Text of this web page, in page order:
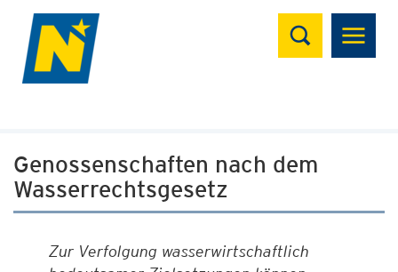
Suchen
Genossenschaften nach dem
Wasserrechtsgesetz
Zur Verfolgung wasserwirtschaftlich